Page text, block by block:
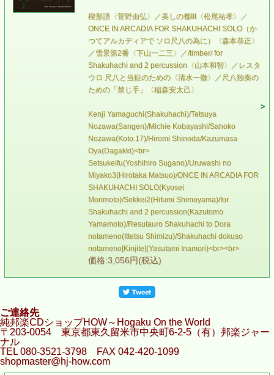
楔形譜〈菅野由弘〉／美しの都III〈松尾祐孝〉／
ONCE IN ARCADIA FOR SHAKUHACHI SOLO（か
つてアルカディアで ソロ尺八の為に）〈森本恭正〉
／雪景第2番〈下山一二三〉／/timbər/ for
Shakuhachi and 2 percussion〈山本和智〉／レスタ
ウロ 尺八と当鉦のための〈清水一徹〉／尺八独奏の
ための「禁じ手」〈稲森安太己〉
Kenji Yamaguchi(Shakuhachi)/Tetsuya
Nozawa(Sangen)/Michie Kobayashi/Sahoko
Nozawa(Koto.17)/Hiromi Shinoda/Kazumasa
Oya(Dagakki)<br>
Setsukeifu(Yoshihiro Sugano)/Uruwashi no
Miyako3(Hirotaka Matsuo)/ONCE IN ARCADIA FOR
SHAKUHACHI SOLO(Kyosei
Morimoto)/Sekkei2(Hifumi Shimoyama)/for
Shakuhachi and 2 percussion(Kazutomo
Yamamoto)/Resutauro Shakuhachi to Dora
notameno(Ittetsu Shimizu)/Shakuhachi dokuso
notameno[Kinjite](Yasutami Inamori)<br><br>
価格:3,056円(税込)
ご連絡先
純邦楽CDショップHOW～Hogaku On the World
〒203-0054 東京都東久留米市中央町6-2-5（有）邦楽ジャー
ナル
TEL 080-3521-3798 FAX 042-420-1099
shopmaster@hj-how.com